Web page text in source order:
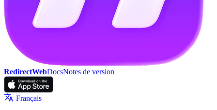
RedirectWebDocsNotes de version
Français